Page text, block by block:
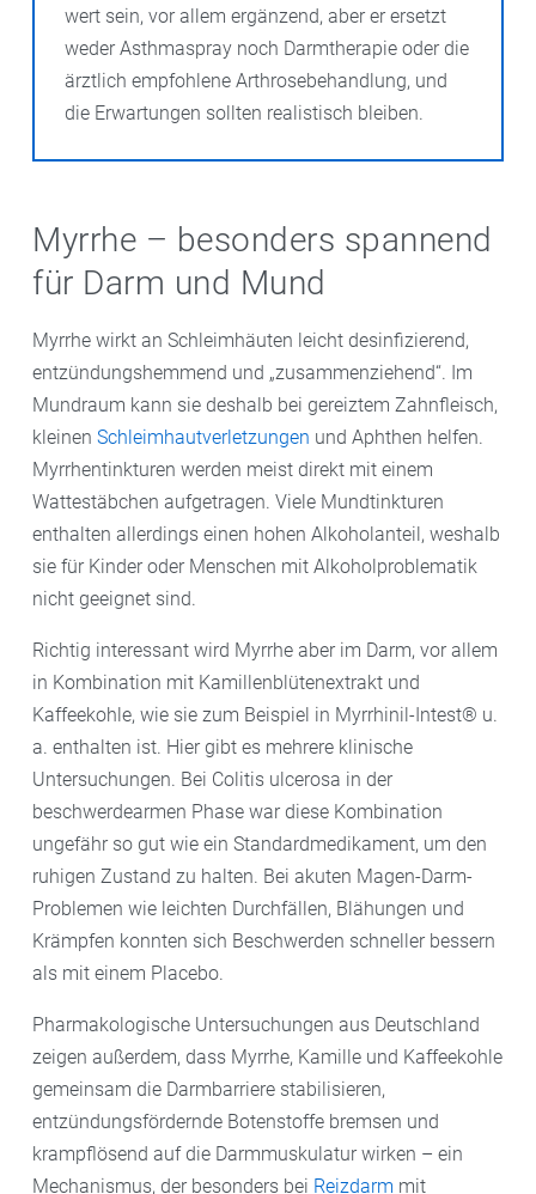
wert sein, vor allem ergänzend, aber er ersetzt
weder Asthmaspray noch Darmtherapie oder die
ärztlich empfohlene Arthrosebehandlung, und
die Erwartungen sollten realistisch bleiben.
Myrrhe – besonders spannend
für Darm und Mund
Myrrhe wirkt an Schleimhäuten leicht desinfizierend,
entzündungshemmend und „zusammenziehend“. Im
Mundraum kann sie deshalb bei gereiztem Zahnfleisch,
kleinen Schleimhautverletzungen und Aphthen helfen.
Myrrhentinkturen werden meist direkt mit einem
Wattestäbchen aufgetragen. Viele Mundtinkturen
enthalten allerdings einen hohen Alkoholanteil, weshalb
sie für Kinder oder Menschen mit Alkoholproblematik
nicht geeignet sind.
Richtig interessant wird Myrrhe aber im Darm, vor allem
in Kombination mit Kamillenblütenextrakt und
Kaffeekohle, wie sie zum Beispiel in Myrrhinil-Intest® u.
a. enthalten ist. Hier gibt es mehrere klinische
Untersuchungen. Bei Colitis ulcerosa in der
beschwerdearmen Phase war diese Kombination
ungefähr so gut wie ein Standardmedikament, um den
ruhigen Zustand zu halten. Bei akuten Magen-Darm-
Problemen wie leichten Durchfällen, Blähungen und
Krämpfen konnten sich Beschwerden schneller bessern
als mit einem Placebo.
Pharmakologische Untersuchungen aus Deutschland
zeigen außerdem, dass Myrrhe, Kamille und Kaffeekohle
gemeinsam die Darmbarriere stabilisieren,
entzündungsfördernde Botenstoffe bremsen und
krampflösend auf die Darmmuskulatur wirken – ein
Mechanismus, der besonders bei Reizdarm mit